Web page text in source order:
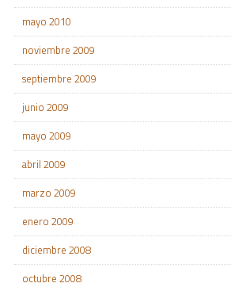
mayo 2010
noviembre 2009
septiembre 2009
junio 2009
mayo 2009
abril 2009
marzo 2009
enero 2009
diciembre 2008
octubre 2008